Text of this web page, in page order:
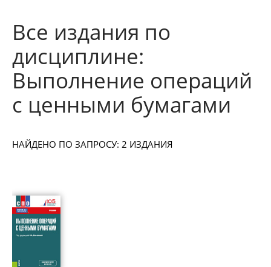
Все издания по
дисциплине:
Выполнение операций
с ценными бумагами
НАЙДЕНО ПО ЗАПРОСУ: 2 ИЗДАНИЯ